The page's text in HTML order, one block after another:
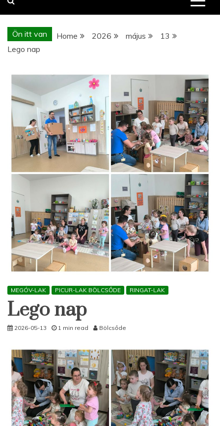
Ön itt van Home 2026 május
13
Lego nap
MEGÓV-LAK PICUR-LAK BÖLCSŐDE RINGAT-LAK
Lego nap
2026-05-13 1 min read Bölcsőde